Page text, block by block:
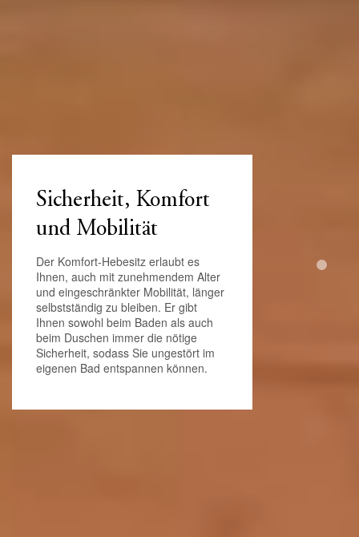
Sicherheit, Komfort
und Mobilität
Der Komfort-Hebesitz erlaubt es
Ihnen, auch mit zunehmendem Alter
und eingeschränkter Mobilität, länger
selbstständig zu bleiben. Er gibt
Ihnen sowohl beim Baden als auch
beim Duschen immer die nötige
Sicherheit, sodass Sie ungestört im
eigenen Bad entspannen können.